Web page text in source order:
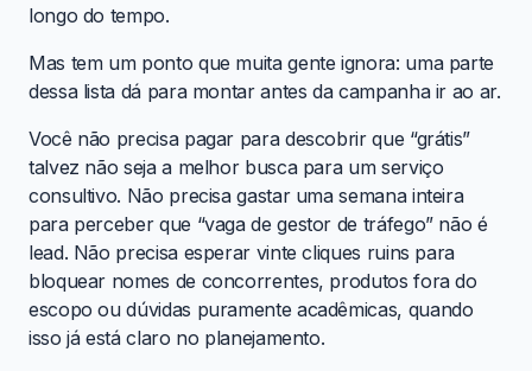
longo do tempo.
Mas tem um ponto que muita gente ignora: uma parte
dessa lista dá para montar antes da campanha ir ao ar.
Você não precisa pagar para descobrir que “grátis”
talvez não seja a melhor busca para um serviço
consultivo. Não precisa gastar uma semana inteira
para perceber que “vaga de gestor de tráfego” não é
lead. Não precisa esperar vinte cliques ruins para
bloquear nomes de concorrentes, produtos fora do
escopo ou dúvidas puramente acadêmicas, quando
isso já está claro no planejamento.